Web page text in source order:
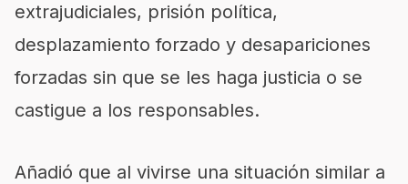
extrajudiciales, prisión política,
desplazamiento forzado y desapariciones
forzadas sin que se les haga justicia o se
castigue a los responsables.
Añadió que al vivirse una situación similar a